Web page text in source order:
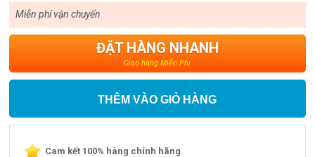
Miễn phí vận chuyển
ĐẶT HÀNG NHANH
Giao hàng Miễn Phí
THÊM VÀO GIỎ HÀNG
Cam kết 100% hàng chính hãng